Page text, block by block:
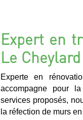
Expert en
Le Cheylard
Experte en
accompagne pour
services proposés,
la réfection de murs